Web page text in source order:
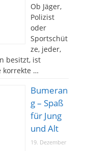
Ob Jäger,
Polizist
oder
Sportschüt
ze, jeder,
besitzt, ist
korrekte …
Bumeran
g – Spaß
für Jung
und Alt
19. Dezember